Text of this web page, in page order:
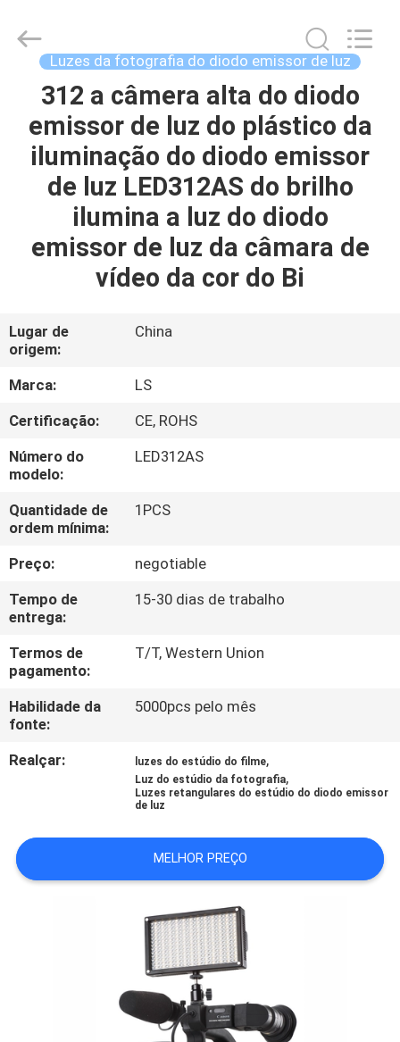
CASA
PRODUTOS
VÍDEOS
SOBRE
EXCURSÃO
DA
FÁBRICA
CONTROLE
DA
QUALIDADE
CONTACTE-
NOS
NOTÍCIA
CASOS
SITE
Film
Television
Equipment
Reserved.
Luzes da fotografia do diodo emissor de luz
312 a câmera alta do diodo
emissor de luz do plástico da
iluminação do diodo emissor
de luz LED312AS do brilho
ilumina a luz do diodo
emissor de luz da câmara de
vídeo da cor do Bi
Lugar de
origem:
China
Marca:
LS
Certificação:
CE, ROHS
Número do
modelo:
LED312AS
Quantidade de
ordem mínima:
1PCS
Preço:
negotiable
Tempo de
entrega:
15-30 dias de trabalho
Termos de
pagamento:
T/T, Western Union
Habilidade da
fonte:
5000pcs pelo mês
Realçar: luzes do estúdio do filme,
Luz do estúdio da fotografia,
Luzes retangulares do estúdio do diodo emissor
de luz
MELHOR PREÇO